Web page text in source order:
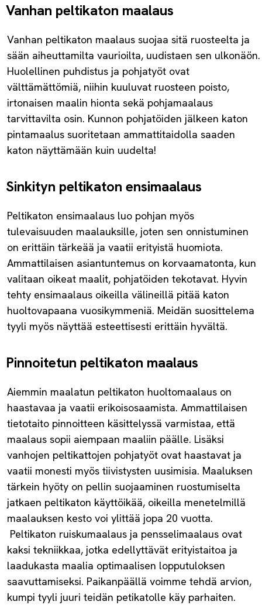
Vanhan peltikaton maalaus
Vanhan peltikaton maalaus suojaa sitä ruosteelta ja
sään aiheuttamilta vaurioilta, uudistaen sen ulkonäön.
Huolellinen puhdistus ja pohjatyöt ovat
välttämättömiä, niihin kuuluvat ruosteen poisto,
irtonaisen maalin hionta sekä pohjamaalaus
tarvittavilta osin. Kunnon pohjatöiden jälkeen katon
pintamaalus suoritetaan ammattitaidolla saaden
katon näyttämään kuin uudelta!
Sinkityn peltikaton ensimaalaus
Peltikaton ensimaalaus luo pohjan myös
tulevaisuuden maalauksille, joten sen onnistuminen
on erittäin tärkeää ja vaatii erityistä huomiota.
Ammattilaisen asiantuntemus on korvaamatonta, kun
valitaan oikeat maalit, pohjatöiden tekotavat. Hyvin
tehty ensimaalaus oikeilla välineillä pitää katon
huoltovapaana vuosikymmeniä. Meidän suosittelema
tyyli myös näyttää esteettisesti erittäin hyvältä.
Pinnoitetun peltikaton maalaus
Aiemmin maalatun peltikaton huoltomaalaus on
haastavaa ja vaatii erikoisosaamista. Ammattilaisen
tietotaito pinnoitteen käsittelyssä varmistaa, että
maalaus sopii aiempaan maaliin päälle. Lisäksi
vanhojen peltikattojen pohjatyöt ovat haastavat ja
vaatii monesti myös tiivistysten uusimisia. Maaluksen
tärkein hyöty on pellin suojaaminen ruostumiselta
jatkaen peltikaton käyttöikää, oikeilla menetelmillä
maalauksen kesto voi ylittää jopa 20 vuotta.
Peltikaton ruiskumaalaus ja pensselimaalaus ovat
kaksi tekniikkaa, jotka edellyttävät erityistaitoa ja
laadukasta maalia optimaalisen lopputuloksen
saavuttamiseksi. Paikanpäällä voimme tehdä arvion,
kumpi tyyli juuri teidän petikatolle käy parhaiten.